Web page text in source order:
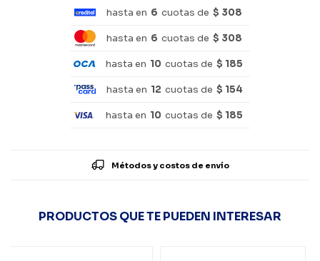
hasta en 6 cuotas de $ 308
hasta en 6 cuotas de $ 308
hasta en 10 cuotas de $ 185
hasta en 12 cuotas de $ 154
hasta en 10 cuotas de $ 185
Métodos y costos de envío
PRODUCTOS QUE TE PUEDEN INTERESAR